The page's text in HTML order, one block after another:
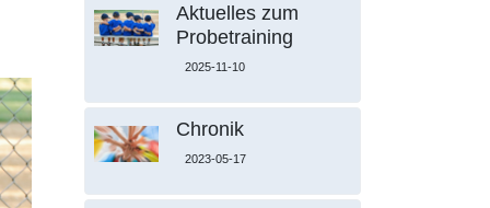
Aktuelles zum
Probetraining
2025-11-10
Chronik
2023-05-17